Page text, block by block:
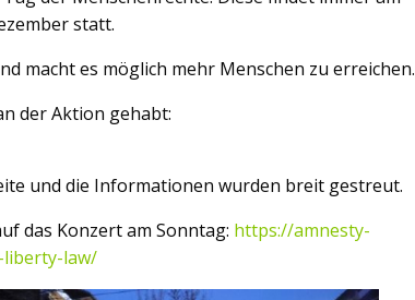
statt.
macht es möglich mehr Menschen zu erreichen.
der Aktion gehabt:
und die Informationen wurden breit gestreut.
das Konzert am Sonntag: https://amnesty-
liberty-law/